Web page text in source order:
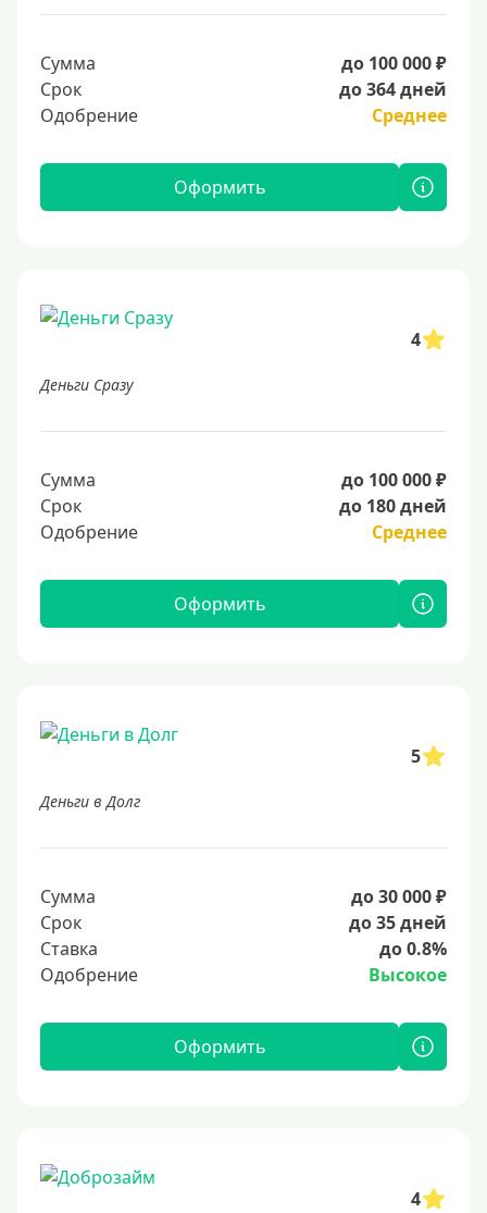
Сумма
до 100 000 ₽
Срок
до 364 дней
Одобрение
Среднее
Оформить
4
Деньги Сразу
Сумма
до 100 000 ₽
Срок
до 180 дней
Одобрение
Среднее
Оформить
5
Деньги в Долг
Сумма
до 30 000 ₽
Срок
до 35 дней
Ставка
до 0.8%
Одобрение
Высокое
Оформить
4